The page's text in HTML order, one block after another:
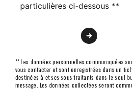
particulières ci-dessous **
** Les données personnelles communiquées
vous contacter et sont enregistrées dans un
destinées à et ses sous-traitants dans le seul
message. Les données collectées seront